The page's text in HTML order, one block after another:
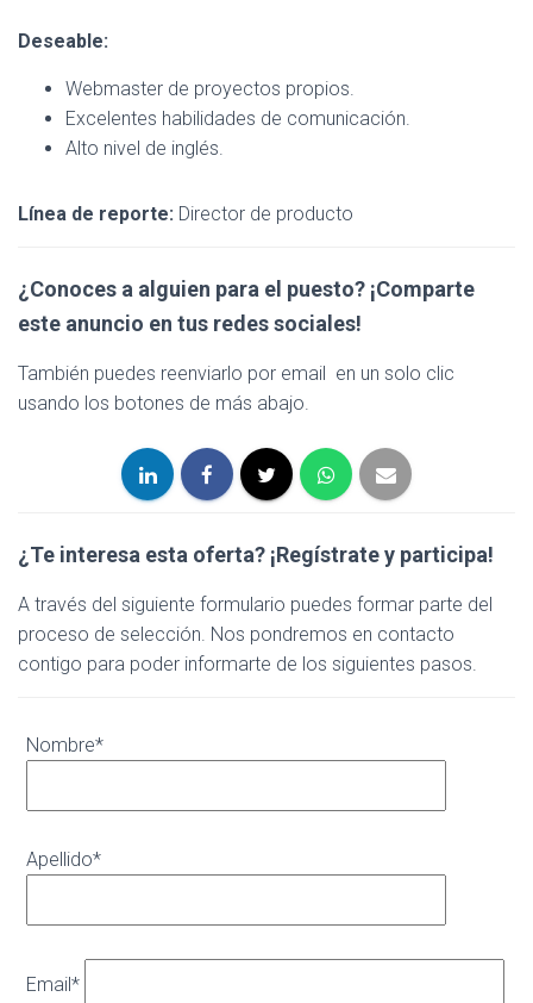
Deseable:
Webmaster de proyectos propios.
Excelentes habilidades de comunicación.
Alto nivel de inglés.
Línea de reporte: Director de producto
¿Conoces a alguien para el puesto? ¡Comparte
este anuncio en tus redes sociales!
También puedes reenviarlo por email en un solo clic
usando los botones de más abajo.
¿Te interesa esta oferta? ¡Regístrate y participa!
A través del siguiente formulario puedes formar parte del
proceso de selección. Nos pondremos en contacto
contigo para poder informarte de los siguientes pasos.
Nombre*
Apellido*
Email*